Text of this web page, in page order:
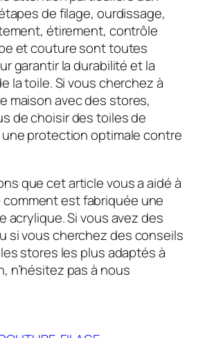
de filage, ourdissage,
étirement, contrôle
et couture sont toutes
garantir la durabilité et la
la toile. Si vous cherchez à
maison avec des stores,
de choisir des toiles de
protection optimale contre
que cet article vous a aidé à
est fabriquée une
acrylique. Si vous avez des
si vous cherchez des conseils
stores les plus adaptés à
n’hésitez pas à nous